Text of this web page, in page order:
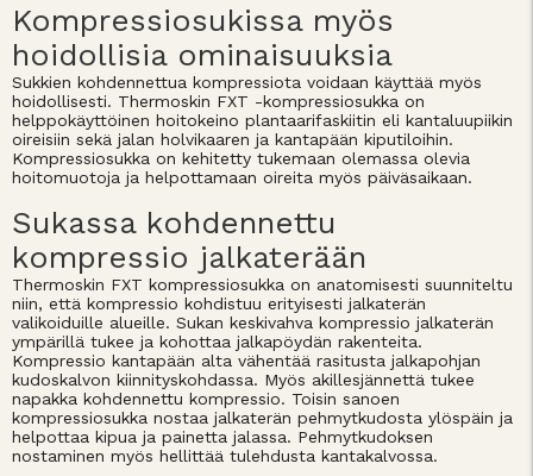
Kompressiosukissa myös
hoidollisia ominaisuuksia
Sukkien kohdennettua kompressiota voidaan käyttää myös
hoidollisesti. Thermoskin FXT -kompressiosukka on
helppokäyttöinen hoitokeino plantaarifaskiitin eli kantaluupiikin
oireisiin sekä jalan holvikaaren ja kantapään kiputiloihin.
Kompressiosukka on kehitetty tukemaan olemassa olevia
hoitomuotoja ja helpottamaan oireita myös päiväsaikaan.
Sukassa kohdennettu
kompressio jalkaterään
Thermoskin FXT kompressiosukka on anatomisesti suunniteltu
niin, että kompressio kohdistuu erityisesti jalkaterän
valikoiduille alueille. Sukan keskivahva kompressio jalkaterän
ympärillä tukee ja kohottaa jalkapöydän rakenteita.
Kompressio kantapään alta vähentää rasitusta jalkapohjan
kudoskalvon kiinnityskohdassa. Myös akillesjännettä tukee
napakka kohdennettu kompressio. Toisin sanoen
kompressiosukka nostaa jalkaterän pehmytkudosta ylöspäin ja
helpottaa kipua ja painetta jalassa. Pehmytkudoksen
nostaminen myös hellittää tulehdusta kantakalvossa.